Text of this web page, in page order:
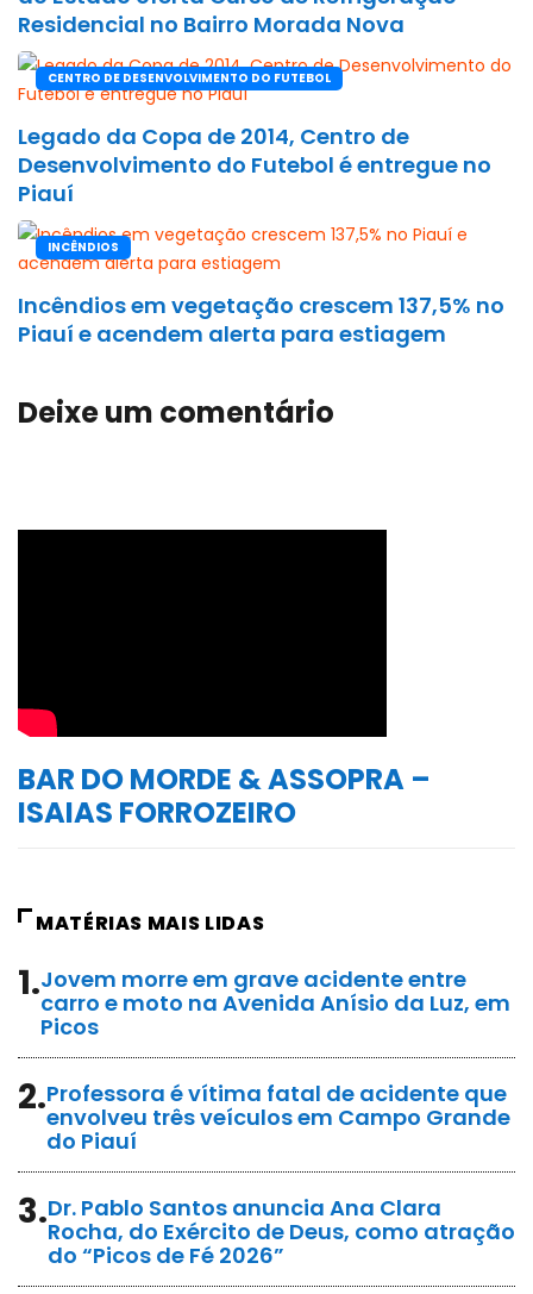
Residencial no Bairro Morada Nova
CENTRO DE DESENVOLVIMENTO DO FUTEBOL
Legado da Copa de 2014, Centro de
Desenvolvimento do Futebol é entregue no
Piauí
INCÊNDIOS
Incêndios em vegetação crescem 137,5% no
Piauí e acendem alerta para estiagem
Deixe um comentário
BAR DO MORDE & ASSOPRA –
ISAIAS FORROZEIRO
MATÉRIAS MAIS LIDAS
1.Jovem morre em grave acidente entre
carro e moto na Avenida Anísio da Luz, em
Picos
2.Professora é vítima fatal de acidente que
envolveu três veículos em Campo Grande
do Piauí
3.Dr. Pablo Santos anuncia Ana Clara
Rocha, do Exército de Deus, como atração
do “Picos de Fé 2026”